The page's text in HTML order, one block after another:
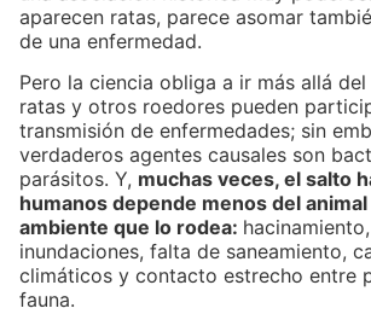
aparecen ratas, parece asomar
de una enfermedad.
Pero la ciencia obliga a ir más allá
ratas y otros roedores pueden
transmisión de enfermedades; sin
verdaderos agentes causales son
parásitos. Y, muchas veces, el salto
humanos depende menos del
ambiente que lo rodea:
inundaciones, falta de saneamiento,
climáticos y contacto estrecho entre
fauna.